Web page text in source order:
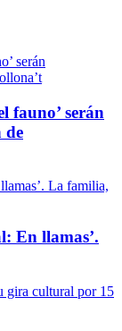
fauno’ serán
de
En llamas’.